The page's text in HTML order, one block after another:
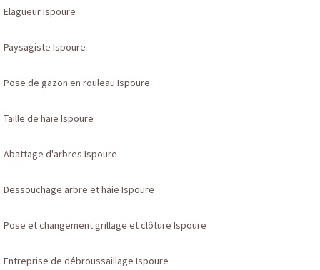
Elagueur Ispoure
Paysagiste Ispoure
Pose de gazon en rouleau Ispoure
Taille de haie Ispoure
Abattage d'arbres Ispoure
Dessouchage arbre et haie Ispoure
Pose et changement grillage et clôture Ispoure
Entreprise de débroussaillage Ispoure